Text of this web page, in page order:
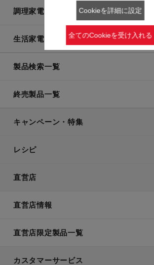
調理家電
生活家電
製品検索一覧
終売製品一覧
キャンペーン・特集
レシピ
直営店
直営店情報
直営店限定製品一覧
カスタマーサービス
Cookieを詳細に設定
全てのCookieを受け入れる